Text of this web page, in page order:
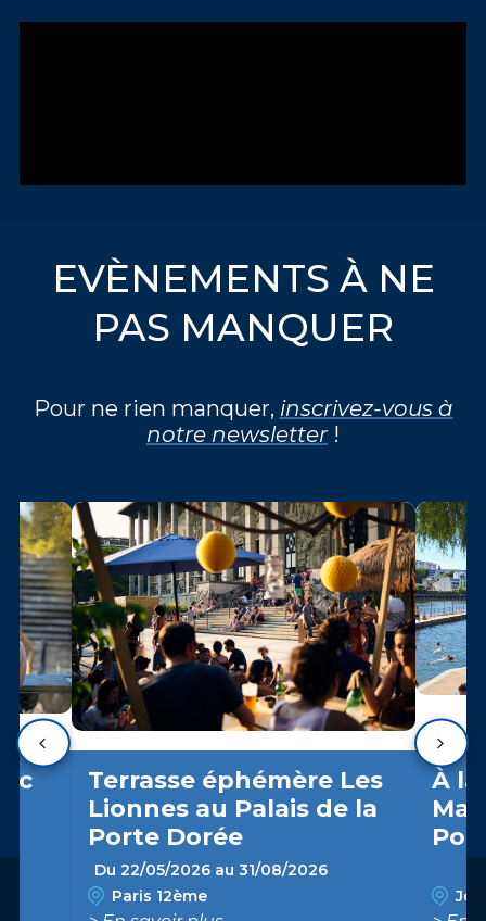
EVÈNEMENTS À NE
PAS MANQUER
Pour ne rien manquer, inscrivez-vous à
notre newsletter!
Terrasse éphémère Les
Lionnes au Palais de la
Porte Dorée
Du 22/05/2026 au 31/08/2026
Paris 12ème
À